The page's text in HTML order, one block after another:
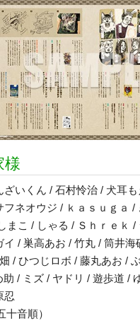
様
ざいくん / 石村怜治 / 犬耳
フネオウジ / ｋａｓｕｇａ /
まこ / しゃる / Ｓｈｒｅｋ /
イ / 巣高あお / 竹丸 / 筒井海
/ ひつじロボ / 藤丸あお /
助 / ミズ / ヤドリ / 遊歩道 /
忍
十音順）